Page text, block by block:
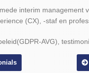
interim
(CX), -staf en
AVG),